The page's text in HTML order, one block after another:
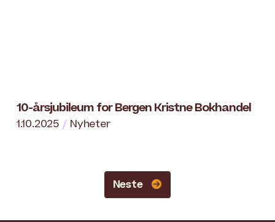
10-årsjubileum for Bergen Kristne Bokhandel
1.10.2025 Nyheter
Neste 